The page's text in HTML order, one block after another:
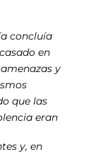
concluía
en
y
que las
eran
y, en